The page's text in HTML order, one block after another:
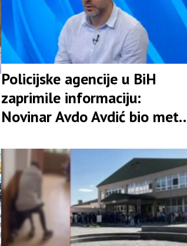
Policijske agencije u BiH
zaprimile informaciju:
Novinar Avdo Avdić bio meta